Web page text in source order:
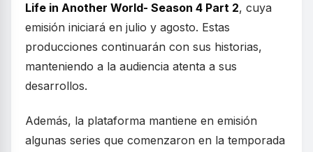
Life in Another World- Season 4 Part 2, cuya
emisión iniciará en julio y agosto. Estas
producciones continuarán con sus historias,
manteniendo a la audiencia atenta a sus
desarrollos.
Además, la plataforma mantiene en emisión
algunas series que comenzaron en la temporada